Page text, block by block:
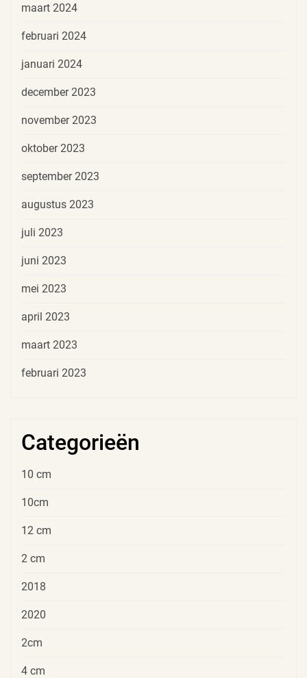
maart 2024
februari 2024
januari 2024
december 2023
november 2023
oktober 2023
september 2023
augustus 2023
juli 2023
juni 2023
mei 2023
april 2023
maart 2023
februari 2023
Categorieën
10 cm
10cm
12 cm
2 cm
2018
2020
2cm
4 cm